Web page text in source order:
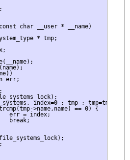
char __user * __name)
* tmp;
err;
index=0 ; tmp ; tmp=tmp-
>name,name) == 0) {
err = index;
break;